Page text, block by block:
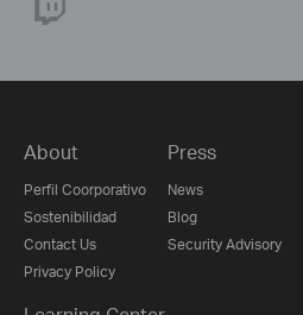
About
Perfil Coorporativo
Sostenibilidad
Contact Us
Privacy Policy
Press
News
Blog
Security Advisory